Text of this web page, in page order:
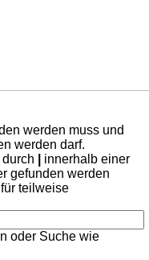
werden muss und
werden darf.
innerhalb einer
gefunden werden
teilweise
oder Suche wie